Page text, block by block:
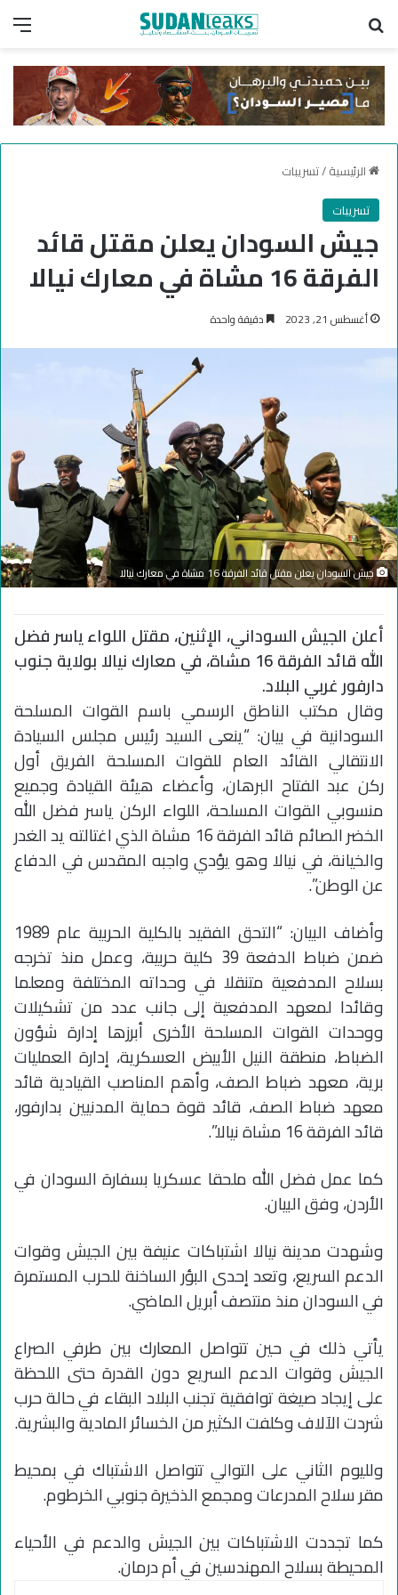
الرئيسية/تسريبات
تسريبات
جيش السودان يعلن مقتل قائد
الفرقة 16 مشاة في معارك نيالا
أغسطس 21, 2023 دقيقة واحدة
جيش السودان يعلن مقتل قائد الفرقة 16 مشاة في معارك نيالا
أعلن الجيش السوداني، الإثنين، مقتل اللواء ياسر فضل
الله قائد الفرقة 16 مشاة، في معارك نيالا بولاية جنوب
دارفور غربي البلاد.
وقال مكتب الناطق الرسمي باسم القوات المسلحة
السودانية في بيان: “ينعى السيد رئيس مجلس السيادة
الانتقالي القائد العام للقوات المسلحة الفريق أول
ركن عبد الفتاح البرهان، وأعضاء هيئة القيادة وجميع
منسوبي القوات المسلحة، اللواء الركن ياسر فضل الله
الخضر الصائم قائد الفرقة 16 مشاة الذي اغتالته يد الغدر
والخيانة، في نيالا وهو يؤدي واجبه المقدس في الدفاع
عن الوطن”.
وأضاف البيان: “التحق الفقيد بالكلية الحربية عام 1989
ضمن ضباط الدفعة 39 كلية حربية، وعمل منذ تخرجه
بسلاح المدفعية متنقلا في وحداته المختلفة ومعلما
وقائدا لمعهد المدفعية إلى جانب عدد من تشكيلات
ووحدات القوات المسلحة الأخرى أبرزها إدارة شؤون
الضباط، منطقة النيل الأبيض العسكرية، إدارة العمليات
برية، معهد ضباط الصف، وأهم المناصب القيادية قائد
معهد ضباط الصف، قائد قوة حماية المدنيين بدارفور،
قائد الفرقة 16 مشاة نيالا”.
كما عمل فضل الله ملحقا عسكريا بسفارة السودان في
الأردن، وفق البيان.
وشهدت مدينة نيالا اشتباكات عنيفة بين الجيش وقوات
الدعم السريع، وتعد إحدى البؤر الساخنة للحرب المستمرة
في السودان منذ منتصف أبريل الماضي.
يأتي ذلك في حين تتواصل المعارك بين طرفي الصراع
الجيش وقوات الدعم السريع دون القدرة حتى اللحظة
على إيجاد صيغة توافقية تجنب البلاد البقاء في حالة حرب
شردت الآلاف وكلفت الكثير من الخسائر المادية والبشرية.
ولليوم الثاني على التوالي تتواصل الاشتباك في بمحيط
مقر سلاح المدرعات ومجمع الذخيرة جنوبي الخرطوم.
كما تجددت الاشتباكات بين الجيش والدعم في الأحياء
المحيطة بسلاح المهندسين في أم درمان.